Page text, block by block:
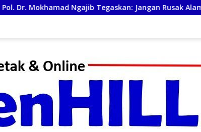
Jangan Rusak Alam, Jangan Pertaruhkan Masa Depan!